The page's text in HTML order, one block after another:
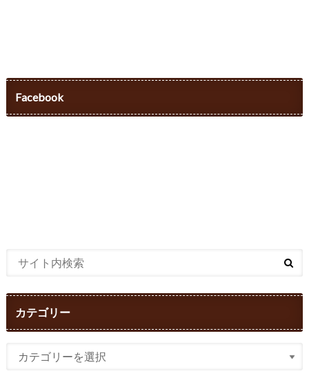
Facebook
カテゴリー